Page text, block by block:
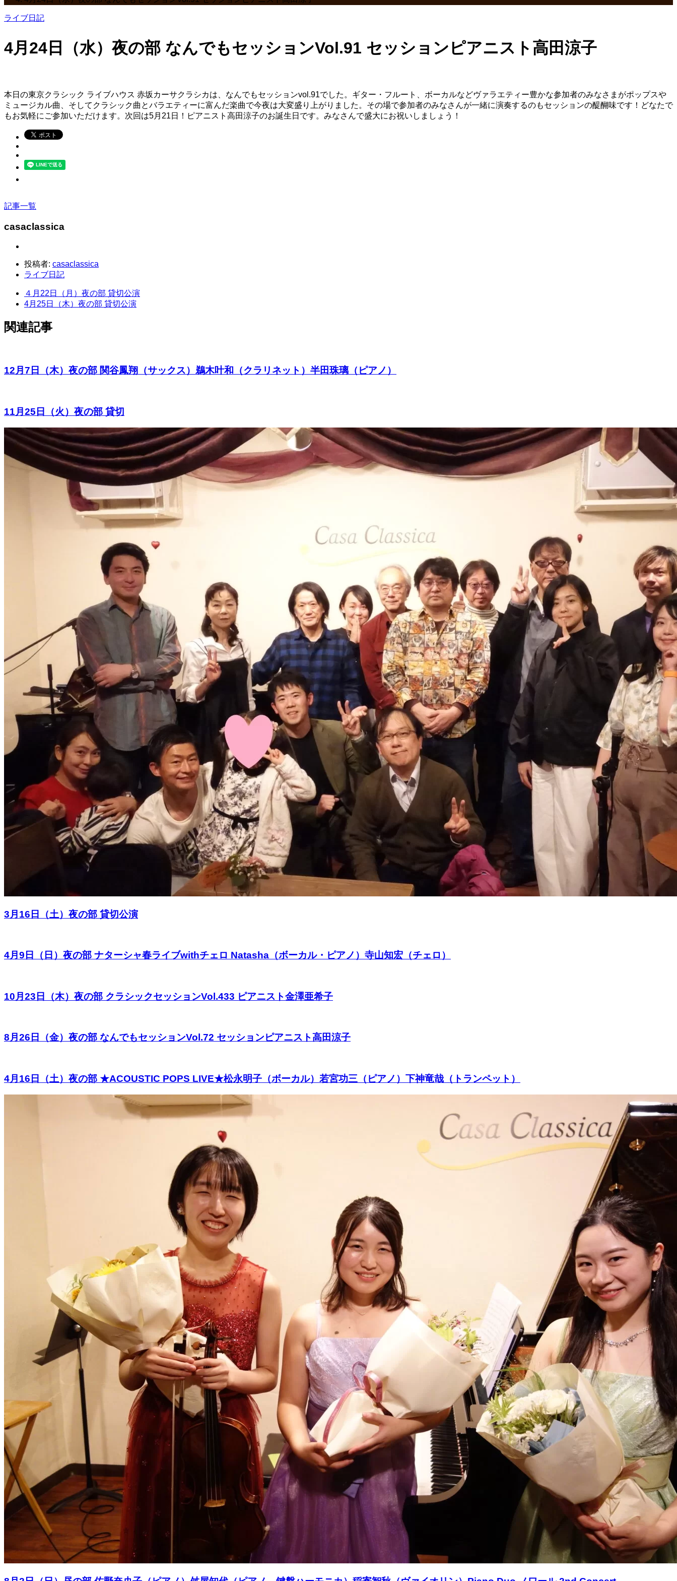
ライブ日記
4月24日（水）夜の部 なんでもセッションVol.91 セッションピアニスト高田涼子
本日の東京クラシック ライブハウス 赤坂カーサクラシカは、なんでもセッションvol.91でした。ギター・フルート、ボーカルなどヴァラエティー豊かな参加者のみなさまがポップスや
ミュージカル曲、そしてクラシック曲とバラエティーに富んだ楽曲で今夜は大変盛り上がりました。その場で参加者のみなさんが一緒に演奏するのもセッションの醍醐味です！どなたで
もお気軽にご参加いただけます。次回は5月21日！ピアニスト高田涼子のお誕生日です。みなさんで盛大にお祝いしましょう！
記事一覧
casaclassica
投稿者: casaclassica
ライブ日記
４月22日（月）夜の部 貸切公演
4月25日（木）夜の部 貸切公演
関連記事
12月7日（木）夜の部 関谷鳳翔（サックス）鵜木叶和（クラリネット）半田珠璃（ピアノ）
11月25日（火）夜の部 貸切
3月16日（土）夜の部 貸切公演
4月9日（日）夜の部 ナターシャ春ライブwithチェロ Natasha（ボーカル・ピアノ）寺山知宏（チェロ）
10月23日（木）夜の部 クラシックセッションVol.433 ピアニスト金澤亜希子
8月26日（金）夜の部 なんでもセッションVol.72 セッションピアニスト高田涼子
4月16日（土）夜の部 ★ACOUSTIC POPS LIVE★松永明子（ボーカル）若宮功三（ピアノ）下神竜哉（トランペット）